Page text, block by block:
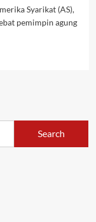
Syarikat (AS),
pemimpin agung